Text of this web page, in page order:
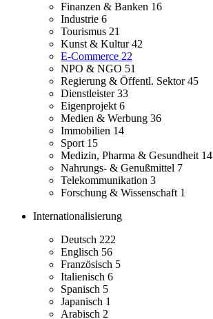
Finanzen & Banken 16
Industrie 6
Tourismus 21
Kunst & Kultur42
E-Commerce 22
NPO & NGO 51
Regierung & Öffentl. Sektor45
Dienstleister33
Eigenprojekt 6
Medien & Werbung 36
Immobilien 14
Sport 15
Medizin, Pharma & Gesundheit 14
Nahrungs- & Genußmittel 7
Telekommunikation 3
Forschung & Wissenschaft 1
Internationalisierung
Deutsch 222
Englisch 56
Französisch 5
Italienisch 6
Spanisch 5
Japanisch 1
Arabisch 2